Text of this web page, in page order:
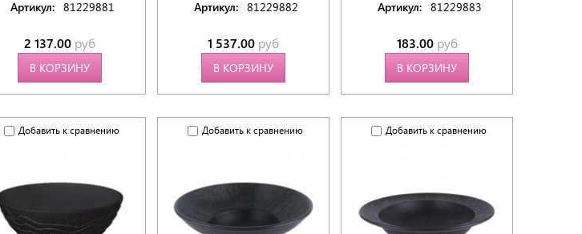
Артикул: 81229881
2 137.00 руб
В КОРЗИНУ
Артикул: 81229882
1 537.00 руб
В КОРЗИНУ
Артикул: 81229883
183.00 руб
В КОРЗИНУ
Добавить к сравнению Добавить к сравнению Добавить к сравнению